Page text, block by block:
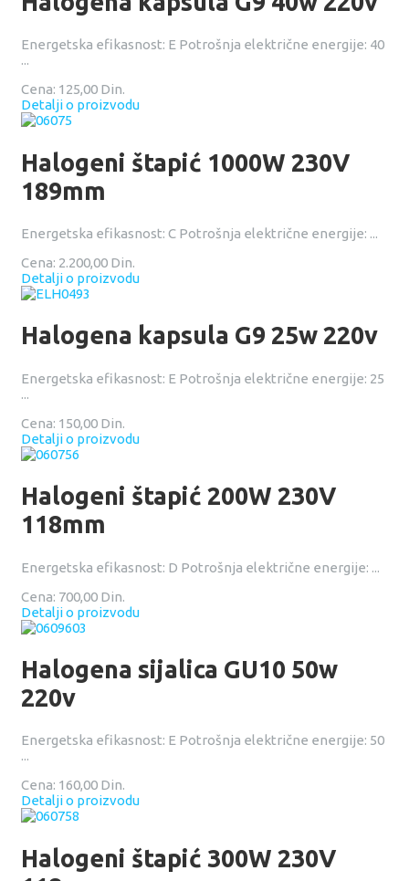
Energetska efikasnost: E Potrošnja električne energije: 40
...
Cena: 125,00 Din.
Detalji o proizvodu
Halogeni štapić 1000W 230V
189mm
Energetska efikasnost: C Potrošnja električne energije: ...
Cena: 2.200,00 Din.
Detalji o proizvodu
Halogena kapsula G9 25w 220v
Energetska efikasnost: E Potrošnja električne energije: 25
...
Cena: 150,00 Din.
Detalji o proizvodu
Halogeni štapić 200W 230V
118mm
Energetska efikasnost: D Potrošnja električne energije: ...
Cena: 700,00 Din.
Detalji o proizvodu
Halogena sijalica GU10 50w
220v
Energetska efikasnost: E Potrošnja električne energije: 50
...
Cena: 160,00 Din.
Detalji o proizvodu
Halogeni štapić 300W 230V